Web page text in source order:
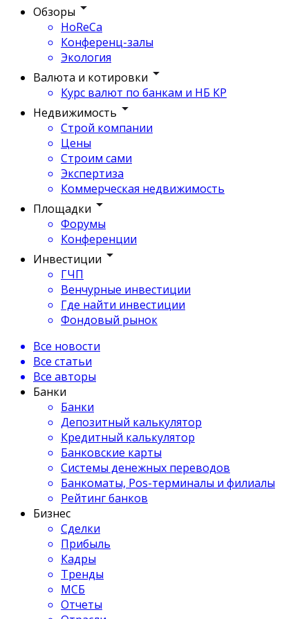
Обзоры
HoReCa
Конференц-залы
Экология
Валюта и котировки
Курс валют по банкам и НБ КР
Недвижимость
Строй компании
Цены
Строим сами
Экспертиза
Коммерческая недвижимость
Площадки
Форумы
Конференции
Инвестиции
ГЧП
Венчурные инвестиции
Где найти инвестиции
Фондовый рынок
Все новости
Все статьи
Все авторы
Банки
Банки
Депозитный калькулятор
Кредитный калькулятор
Банковские карты
Системы денежных переводов
Банкоматы, Pos-терминалы и филиалы
Рейтинг банков
Бизнес
Сделки
Прибыль
Кадры
Тренды
МСБ
Отчеты